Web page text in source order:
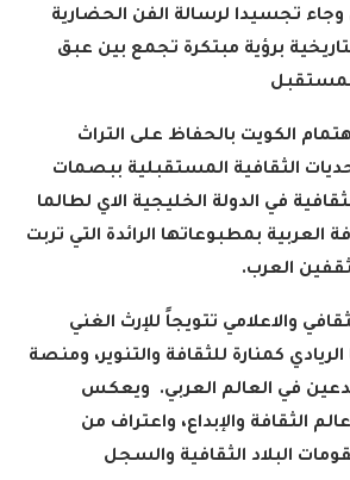
تجسيدا لرسالة الفن الحضارية
برؤية مبتكرة تجمع بين عبق
الكويت بالحفاظ على التراث
الثقافية المستقبلية ببصمات
في الدولة الخليجية الاي لطالما
بمطبوعاتها الرائدة التي تربت
العرب.
والاعلامي تتويجاً للإرث الغني
كمنارة للثقافة والتنوير، ومنصة
في العالم العربي. ويعكس
الثقافة والإبداع، واعتراف من
البلاد الثقافية والسجل